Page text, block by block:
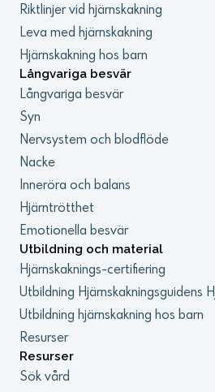
Riktlinjer vid hjärnskakning
Leva med hjärnskakning
Hjärnskakning hos barn
Långvariga besvär
Långvariga besvär
Syn
Nervsystem och blodflöde
Nacke
Inneröra och balans
Hjärntrötthet
Emotionella besvär
Utbildning och material
Hjärnskaknings-certifiering
Utbildning Hjärnskakningsguidens
Utbildning hjärnskakning hos barn
Resurser
Resurser
Sök vård